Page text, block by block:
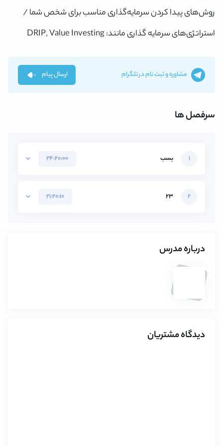
روش‌های پیدا کردن سرمایه‌گذاری مناسب برای شخص شما /
استراتژی‌های سرمایه گذاری مانند: DRIP, Value Investing
مشاوره و ثبت نام در تلگرام ارسال پیام
سرفصل ها
1 بسب 24:20:00
2
23
21:20:10
درباره مدرس
دیدگاه مشتریان